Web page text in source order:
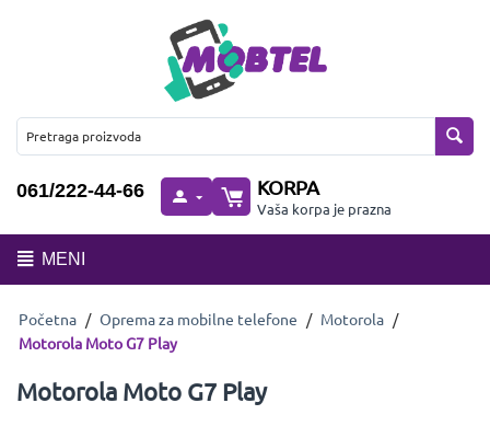
061/222-44-66 KORPA
Vaša korpa je prazna
MENI
Početna / Oprema za mobilne telefone / Motorola /
Motorola Moto G7 Play
Motorola Moto G7 Play